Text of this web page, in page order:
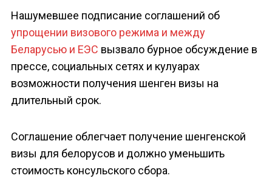
Нашумевшее подписание соглашений об
упрощении визового режима и между
Беларусью и ЕЭС вызвало бурное обсуждение в
прессе, социальных сетях и кулуарах
возможности получения шенген визы на
длительный срок.
Соглашение облегчает получение шенгенской
визы для белорусов и должно уменьшить
стоимость консульского сбора.